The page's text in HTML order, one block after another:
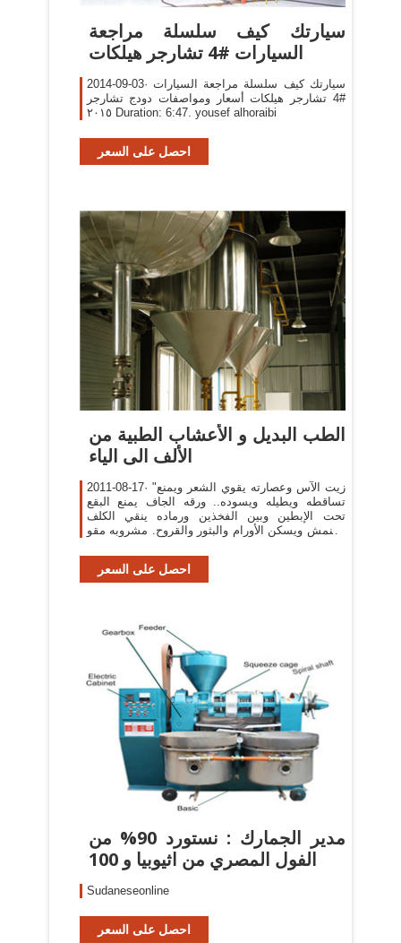
‫سيارتك كيف سلسلة مراجعة
السيارات #4 تشارجر هيلكات
2014-09-03· سيارتك كيف سلسلة مراجعة السيارات
#4 تشارجر هيلكات أسعار ومواصفات دودج تشارجر
٢٠١٥ Duration: 6:47. yousef alhoraibi
احصل على السعر
الطب البديل و الأعشاب الطبية من
الألف الى الياء
2011-08-17· "زيت الآس وعصارته يقوي الشعر ويمنع
تساقطه ويطيله ويسوده.. ورقه الجاف يمنع البقع
تحت الإبطين وبين الفخذين ورماده ينقي الكلف
والنمش ويسكن الأورام والبثور والقروح. مشروبه مقو
احصل على السعر
مدير الجمارك : نستورد 90% من
الفول المصري من اثيوبيا و 100
Sudaneseonline
احصل على السعر